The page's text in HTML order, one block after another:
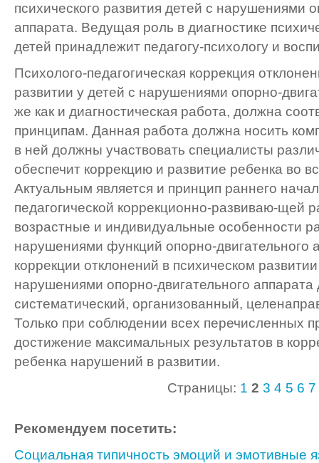
психического развития детей с нарушениями
аппарата. Ведущая роль в диагностике
детей принадлежит педагогу-психологу и
Психолого-педагогическая коррекция
развитии у детей с нарушениями опорно-
же как и диагностическая работа, должна
принципам. Данная работа должна носить
в ней должны участвовать специалисты
обеспечит коррекцию и развитие ребенка во
Актуальным является и принцип раннего
педагогической коррекционно-развиваю-щей
возрастные и индивидуальные особенности
нарушениями функций опорно-двигательного
коррекции отклонений в психическом
нарушениями опорно-двигательного
систематический, организованный,
Только при соблюдении всех перечисленных
достижение максимальных результатов в
ребенка нарушений в развитии.
Страницы: 1 2 3 4 5 6 7
Рекомендуем посетить:
Социальная типичность эмоций и эмотивные